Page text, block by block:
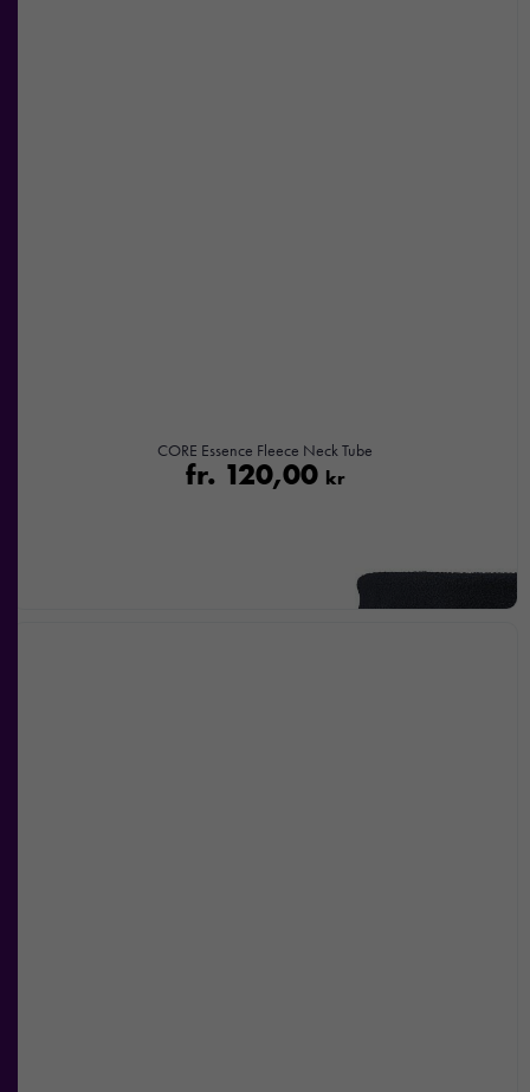
CORE Essence Fleece Neck Tube
fr. 120,00 kr